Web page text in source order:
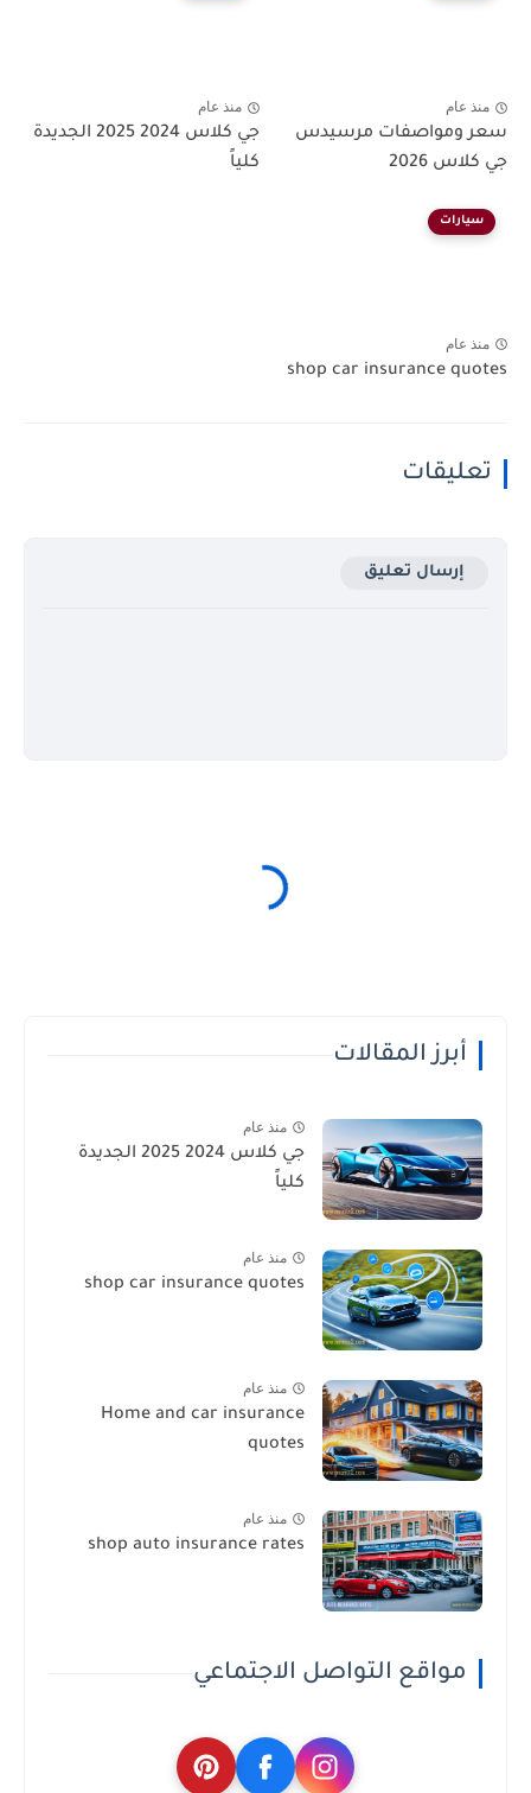
منذ عام
سعر ومواصفات مرسيدس
جي كلاس 2026
منذ عام
جي كلاس 2024 2025 الجديدة
كلياً
سيارات
منذ عام
shop car insurance quotes
تعليقات
إرسال تعليق
أبرز المقالات
منذ عام
جي كلاس 2024 2025 الجديدة
كلياً
منذ عام
shop car insurance quotes
منذ عام
Home and car insurance
quotes
منذ عام
shop auto insurance rates
مواقع التواصل الاجتماعي